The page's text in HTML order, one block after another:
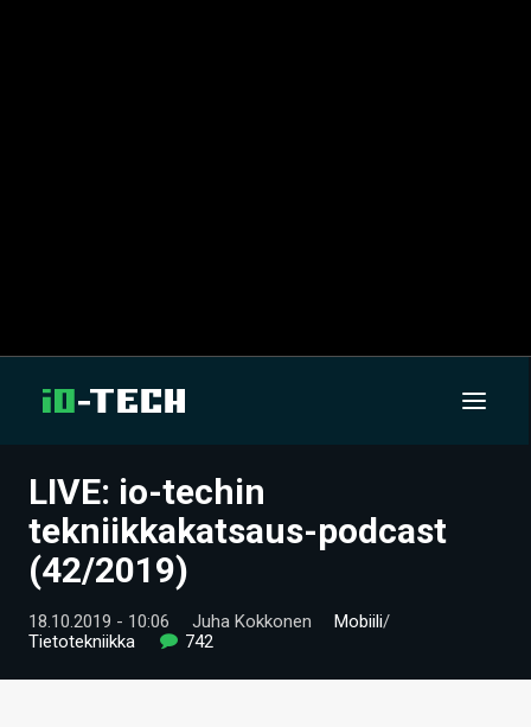
UUTISET
ARTIKKELIT
VIDEOT
LIVE: io-techin
tekniikkakatsaus-podcast
(42/2019)
18.10.2019 - 10:06 Juha Kokkonen Mobiili/
Tietotekniikka
742